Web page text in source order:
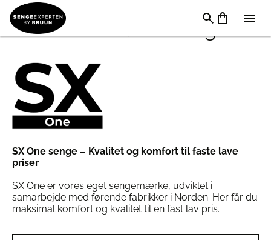
Sx One Elevationsseng
SX One senge – Kvalitet og komfort til faste lave
priser
SX One er vores eget sengemærke, udviklet i
samarbejde med førende fabrikker i Norden. Her får du
maksimal komfort og kvalitet til en fast lav pris.